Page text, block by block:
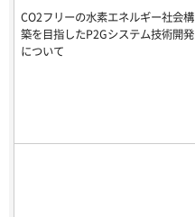
CO2フリーの水素エネルギー社会構
築を目指したP2Gシステム技術開発
について